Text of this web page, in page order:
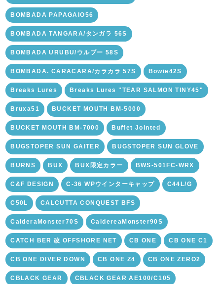
BOMBADA PAPAGAIO56
BOMBADA TANGARA/タンガラ 56S
BOMBADA URUBU/ウルブー 58S
BOMBADA. CARACARA/カラカラ 57S Bowie42S
Breaks Lures Breaks Lures "TEAR SALMON TINY45"
Bruxa51 BUCKET MOUTH BM-5000
BUCKET MOUTH BM-7000 Buffet Jointed
BUGSTOPER SUN GAITER BUGSTOPER SUN GLOVE
BURNS BUX BUX限定カラー BWS-501FC-WRX
C&F DESIGN C-36 WPウインターキャップ C44L/G
C50L CALCUTTA CONQUEST BFS
CalderaMonster70S CaldereaMonster90S
CATCH BER 改 OFFSHORE NET CB ONE CB ONE C1
CB ONE DIVER DOWN CB ONE Z4 CB ONE ZERO2
CBLACK GEAR CBLACK GEAR AE100/C105